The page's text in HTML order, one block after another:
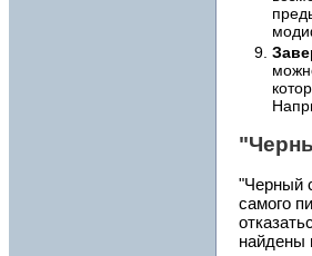
"Черный
самого
найдены